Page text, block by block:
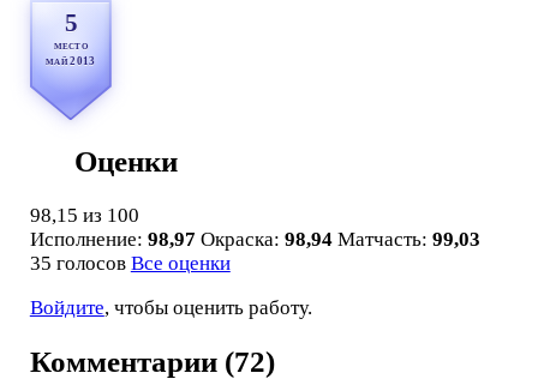
5
место
май 2013
Оценки
98,15 из 100
Исполнение: 98,97 Окраска: 98,94 Матчасть: 99,03
35 голосов Все оценки
Войдите, чтобы оценить работу.
Комментарии (72)